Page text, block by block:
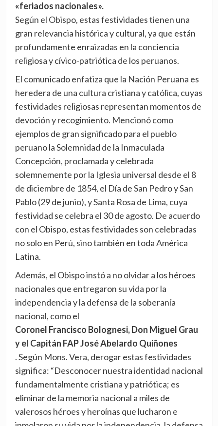
«feriados nacionales».
Según el Obispo, estas festividades tienen una
gran relevancia histórica y cultural, ya que están
profundamente enraizadas en la conciencia
religiosa y cívico-patriótica de los peruanos.
El comunicado enfatiza que la Nación Peruana es
heredera de una cultura cristiana y católica, cuyas
festividades religiosas representan momentos de
devoción y recogimiento. Mencionó como
ejemplos de gran significado para el pueblo
peruano la Solemnidad de la Inmaculada
Concepción, proclamada y celebrada
solemnemente por la Iglesia universal desde el 8
de diciembre de 1854, el Día de San Pedro y San
Pablo (29 de junio), y Santa Rosa de Lima, cuya
festividad se celebra el 30 de agosto. De acuerdo
con el Obispo, estas festividades son celebradas
no solo en Perú, sino también en toda América
Latina.
Además, el Obispo instó a no olvidar a los héroes
nacionales que entregaron su vida por la
independencia y la defensa de la soberanía
nacional, como el
Coronel Francisco Bolognesi, Don Miguel Grau
y el Capitán FAP José Abelardo Quiñones
. Según Mons. Vera, derogar estas festividades
significa: “Desconocer nuestra identidad nacional
fundamentalmente cristiana y patriótica; es
eliminar de la memoria nacional a miles de
valerosos héroes y heroínas que lucharon e